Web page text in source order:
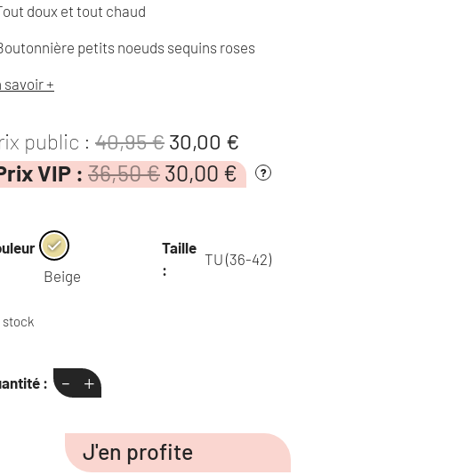
doux et tout chaud
petits noeuds sequins roses
savoir +
public : 40,95€ Le
prix
était :
40,95 €.
30,00 €
prix
30,00 €.
VIP : 36,50€ Le
prix
était :
36,50 €.
30,00 €Le
prix
30,00 €.
?
Beige
Taille
:
TU (36-42)
stock
: - +
J'en profite